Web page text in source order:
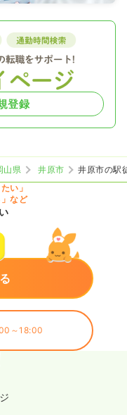
登録
山県 井原市
井原市の駅
い」
など
～18:00